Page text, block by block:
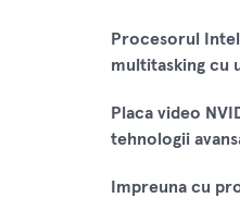
Procesorul
multitasking cu
Placa video
tehnologii
Impreuna cu